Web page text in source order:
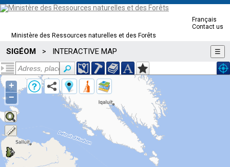
Ministère des Ressources naturelles et des Forêts
Français
Contact us
SIGÉOM > INTERACTIVE MAP ☰
+
−